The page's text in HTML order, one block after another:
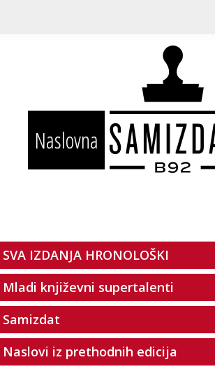
Naslovna
SVA IZDANJA HRONOLOŠKI
Mladi književni supertalenti
Samizdat
Naslovi iz prethodnih edicija